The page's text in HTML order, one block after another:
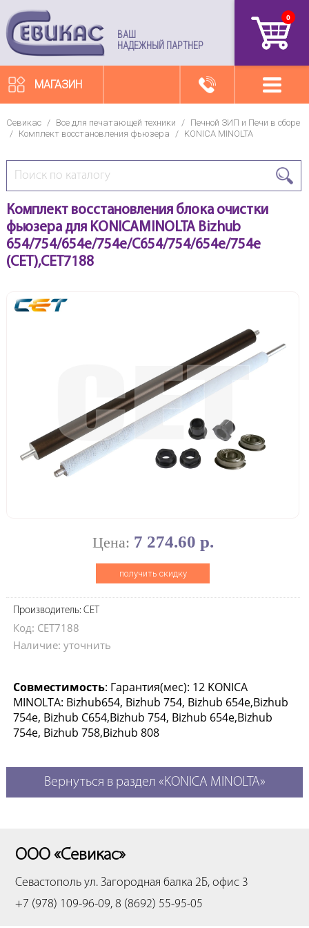
ВАШ
НАДЕЖНЫЙ ПАРТНЕР
0
МАГАЗИН
Севикас / Все для печатающей техники /
Печной ЗИП и Печи в сборе
/
Комплект восстановления фьюзера / KONICA MINOLTA
Комплект восстановления блока очистки
фьюзера для KONICAMINOLTA Bizhub
654/754/654e/754e/C654/754/654e/754e
(CET),CET7188
Цена: 7 274.60 р.
получить скидку
Производитель: CET
Код: CET7188
Наличие: уточнить
Совместимость: Гарантия(мес): 12 KONICA
MINOLTA: Bizhub654, Bizhub 754, Bizhub 654e,Bizhub
754e, Bizhub C654,Bizhub 754, Bizhub 654e,Bizhub
754e, Bizhub 758,Bizhub 808
Вернуться в раздел «KONICA MINOLTA»
ООО «Севикас»
Севастополь ул. Загородная балка 2Б, офис 3
+7 (978) 109-96-09, 8 (8692) 55-95-05